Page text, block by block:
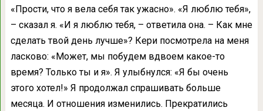
«Прости, что я вела себя так ужасно». «Я люблю тебя»,
– сказал я. «И я люблю тебя, – ответила она. – Как мне
сделать твой день лучше»? Кери посмотрела на меня
ласково: «Может, мы побудем вдвоем какое-то
время? Только ты и я». Я улыбнулся: «Я бы очень
этого хотел!» Я продолжал спрашивать больше
месяца. И отношения изменились. Прекратились